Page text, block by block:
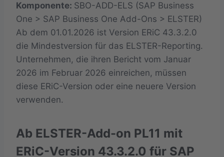
Komponente: SBO-ADD-ELS (SAP Business
One > SAP Business One Add-Ons > ELSTER)
Ab dem 01.01.2026 ist Version ERiC 43.3.2.0
die Mindestversion für das ELSTER-Reporting.
Unternehmen, die ihren Bericht vom Januar
2026 im Februar 2026 einreichen, müssen
diese ERiC-Version oder eine neuere Version
verwenden.
Ab ELSTER-Add-on PL11 mit
ERiC-Version 43.3.2.0 für SAP